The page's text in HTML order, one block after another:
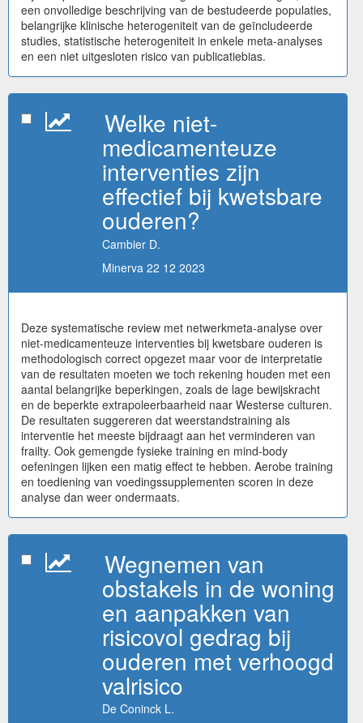
een onvolledige beschrijving van de bestudeerde populaties,
belangrijke klinische heterogeniteit van de geïncludeerde
studies, statistische heterogeniteit in enkele meta-analyses
en een niet uitgesloten risico van publicatiebias.
Welke niet-
medicamenteuze
interventies zijn
effectief bij kwetsbare
ouderen?
Cambier D.
Minerva 22 12 2023
Deze systematische review met netwerkmeta-analyse over
niet-medicamenteuze interventies bij kwetsbare ouderen is
methodologisch correct opgezet maar voor de interpretatie
van de resultaten moeten we toch rekening houden met een
aantal belangrijke beperkingen, zoals de lage bewijskracht
en de beperkte extrapoleerbaarheid naar Westerse culturen.
De resultaten suggereren dat weerstandstraining als
interventie het meeste bijdraagt aan het verminderen van
frailty. Ook gemengde fysieke training en mind-body
oefeningen lijken een matig effect te hebben. Aerobe training
en toediening van voedingssupplementen scoren in deze
analyse dan weer ondermaats.
Wegnemen van
obstakels in de woning
en aanpakken van
risicovol gedrag bij
ouderen met verhoogd
valrisico
De Coninck L.